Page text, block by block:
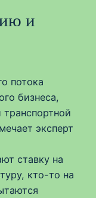
и
потока
бизнеса,
эксперт
ставку на
кто-то на